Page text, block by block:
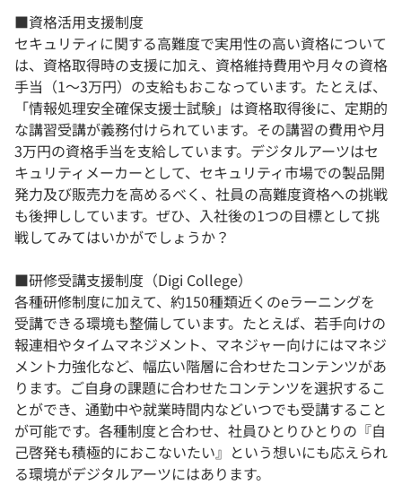
■資格活用支援制度
セキュリティに関する高難度で実用性の高い資格について
は、資格取得時の支援に加え、資格維持費用や月々の資格
手当（1～3万円）の支給もおこなっています。たとえば、
「情報処理安全確保支援士試験」は資格取得後に、定期的
な講習受講が義務付けられています。その講習の費用や月
3万円の資格手当を支給しています。デジタルアーツはセ
キュリティメーカーとして、セキュリティ市場での製品開
発力及び販売力を高めるべく、社員の高難度資格への挑戦
も後押ししています。ぜひ、入社後の1つの目標として挑
戦してみてはいかがでしょうか？
■研修受講支援制度（Digi College）
各種研修制度に加えて、約150種類近くのeラーニングを
受講できる環境も整備しています。たとえば、若手向けの
報連相やタイムマネジメント、マネジャー向けにはマネジ
メント力強化など、幅広い階層に合わせたコンテンツがあ
ります。ご自身の課題に合わせたコンテンツを選択するこ
とができ、通勤中や就業時間内などいつでも受講すること
が可能です。各種制度と合わせ、社員ひとりひとりの『自
己啓発も積極的におこないたい』という想いにも応えられ
る環境がデジタルアーツにはあります。